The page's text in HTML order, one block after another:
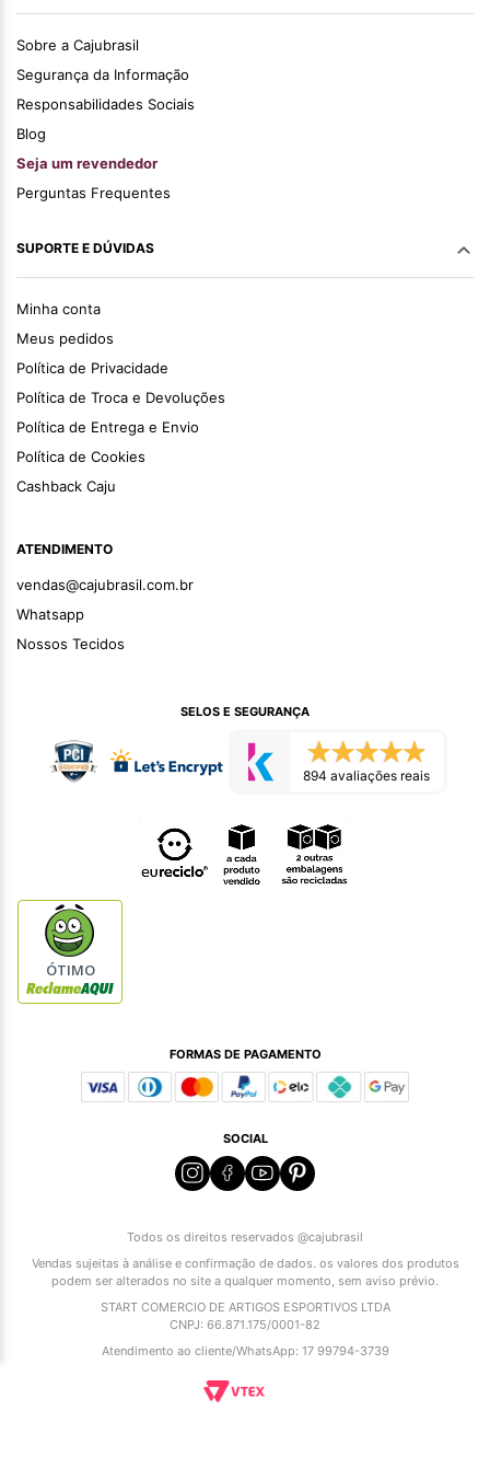
Sobre a Cajubrasil
Segurança da Informação
Responsabilidades Sociais
Blog
Seja um revendedor
Perguntas Frequentes
SUPORTE E DÚVIDAS
Minha conta
Meus pedidos
Política de Privacidade
Política de Troca e Devoluções
Política de Entrega e Envio
Política de Cookies
Cashback Caju
ATENDIMENTO
vendas@cajubrasil.com.br
Whatsapp
Nossos Tecidos
SELOS E SEGURANÇA
894 avaliações reais
ÓTIMO
FORMAS DE PAGAMENTO
SOCIAL
Todos os direitos reservados @cajubrasil
Vendas sujeitas à análise e confirmação de dados. os valores dos produtos
podem ser alterados no site a qualquer momento, sem aviso prévio.
START COMERCIO DE ARTIGOS ESPORTIVOS LTDA
CNPJ: 66.871.175/0001-82
Atendimento ao cliente/WhatsApp: 17 99794-3739